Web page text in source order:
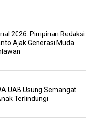
2026: Pimpinan Redaksi
Ajak Generasi Muda
UAB Usung Semangat
Terlindungi